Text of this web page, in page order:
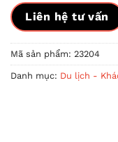
Liên hệ tư vấn
Mã sản phẩm: 23204
Danh mục: Du lịch -